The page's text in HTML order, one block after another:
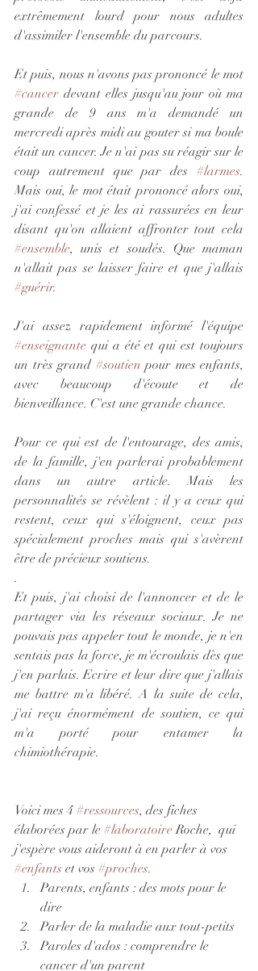
extrêmement lourd pour nous adultes
d'assimiler l'ensemble du parcours.
#cancer devant elles jusqu'au jour où ma
grande de 9 ans m'a demandé un
mercredi après midi au gouter si ma boule
était un cancer. Je n'ai pas su réagir sur le
coup autrement que par des #larmes.
Mais oui, le mot était prononcé alors oui,
j'ai confessé et je les ai rassurées en leur
#ensemble, unis et soudés. Que maman
#guérir.
#enseignante qui a été et qui est toujours
un très grand #soutien pour mes enfants,
avec beaucoup d'écoute et de
bienveillance. C'est une grande chance.
Pour ce qui est de l'entourage, des amis,
de la famille, j'en parlerai probablement
dans un autre article. Mais les
personnalités se révèlent : il y a ceux qui
restent, ceux qui s'éloignent, ceux pas
spécialement proches mais qui s'avèrent
être de précieux soutiens.
.
Et puis, j'ai choisi de l'annoncer et de le
partager via les réseaux sociaux. Je ne
pouvais pas appeler tout le monde, je n'en
sentais pas la force, je m'écroulais dès que
j'en parlais. Ecrire et leur dire que j'allais
me battre m'a libéré. A la suite de cela,
j'ai reçu énormément de soutien, ce qui
m'a porté pour entamer la
chimiothérapie.
Voici mes 4 #ressources, des fiches
élaborées par le #laboratoire Roche,  qui
j'espère vous aideront à en parler à vos
#enfants et vos #proches.
Parents, enfants : des mots pour le
dire
Parler de la maladie aux tout-petits
Paroles d'ados : comprendre le
cancer d'un parent